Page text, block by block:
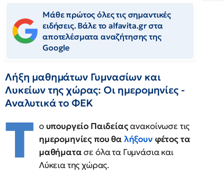
Μάθε πρώτος όλες τις σημαντικές
ειδήσεις. Βάλε το alfavita.gr στα
αποτελέσματα αναζήτησης της
Google
Λήξη μαθημάτων Γυμνασίων και
Λυκείων της χώρας: Οι ημερομηνίες -
Αναλυτικά το ΦΕΚ
Τ ο υπουργείο Παιδείαςανακοίνωσε τις
ημερομηνίες που θα λήξουν φέτος τα
μαθήματασε όλα τα Γυμνάσια και
Λύκεια της χώρας.